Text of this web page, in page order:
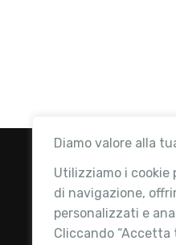
Diamo valore alla
Utilizziamo i cookie
di navigazione,
personalizzati e
Cliccando